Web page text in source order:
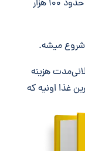
چون برای آموزش یا سرگرمی استفاده میشن، از حدود ۱۰۰ هزار
هزینه
غذا اونیه که